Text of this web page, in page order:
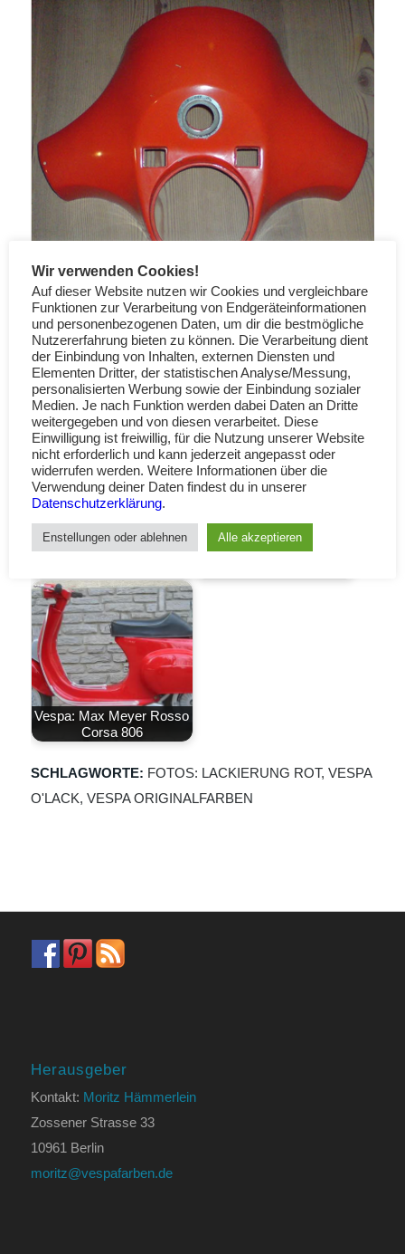
Die Originalfarbe Max Meyer Rosso 621 entspricht
gem. Farbanalyse zu 98,7% der Peugotfarbe EJE
(siehehier).
Vespa: Rosso federale
Vespa PK 50 S: Rosso
federale P1/2 = Rosso
Vespa: Max Meyer Rosso
Corsa 806
SCHLAGWORTE: FOTOS: LACKIERUNG ROT, VESPA
O'LACK, VESPA ORIGINALFARBEN
Herausgeber
Kontakt: Moritz Hämmerlein
Zossener Strasse 33
10961 Berlin
moritz@vespafarben.de
Wir verwenden Cookies!
Auf dieser Website nutzen wir Cookies und vergleichbare
Funktionen zur Verarbeitung von Endgeräteinformationen
und personenbezogenen Daten, um dir die bestmögliche
Nutzererfahrung bieten zu können. Die Verarbeitung dient
der Einbindung von Inhalten, externen Diensten und
Elementen Dritter, der statistischen Analyse/Messung,
personalisierten Werbung sowie der Einbindung sozialer
Medien. Je nach Funktion werden dabei Daten an Dritte
weitergegeben und von diesen verarbeitet. Diese
Einwilligung ist freiwillig, für die Nutzung unserer Website
nicht erforderlich und kann jederzeit angepasst oder
widerrufen werden. Weitere Informationen über die
Verwendung deiner Daten findest du in unserer
Datenschutzerklärung.
Enstellungen oder ablehnen Alle akzeptieren